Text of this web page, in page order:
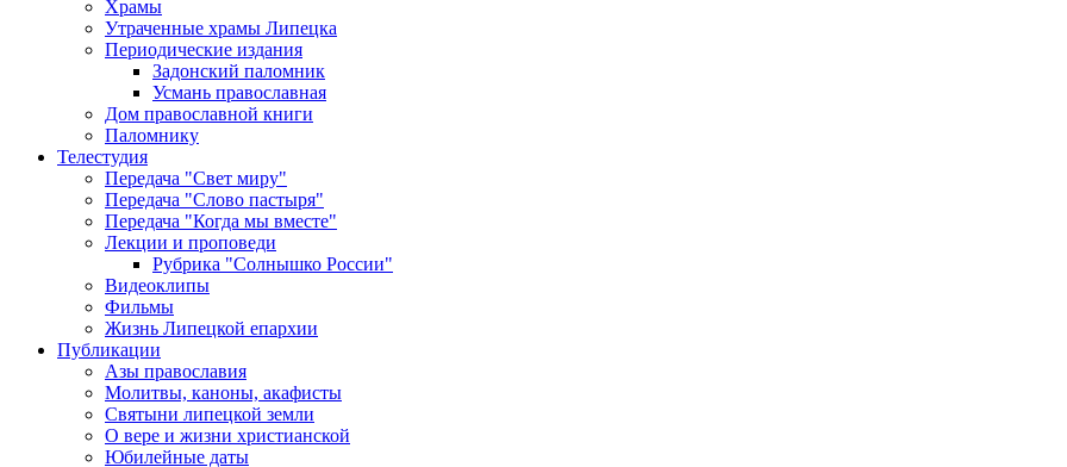
Храмы
Утраченные храмы Липецка
Периодические издания
Задонский паломник
Усмань православная
Дом православной книги
Паломнику
Телестудия
Передача "Свет миру"
Передача "Слово пастыря"
Передача "Когда мы вместе"
Лекции и проповеди
Рубрика "Солнышко России"
Видеоклипы
Фильмы
Жизнь Липецкой епархии
Публикации
Азы православия
Молитвы, каноны, акафисты
Святыни липецкой земли
О вере и жизни христианской
Юбилейные даты